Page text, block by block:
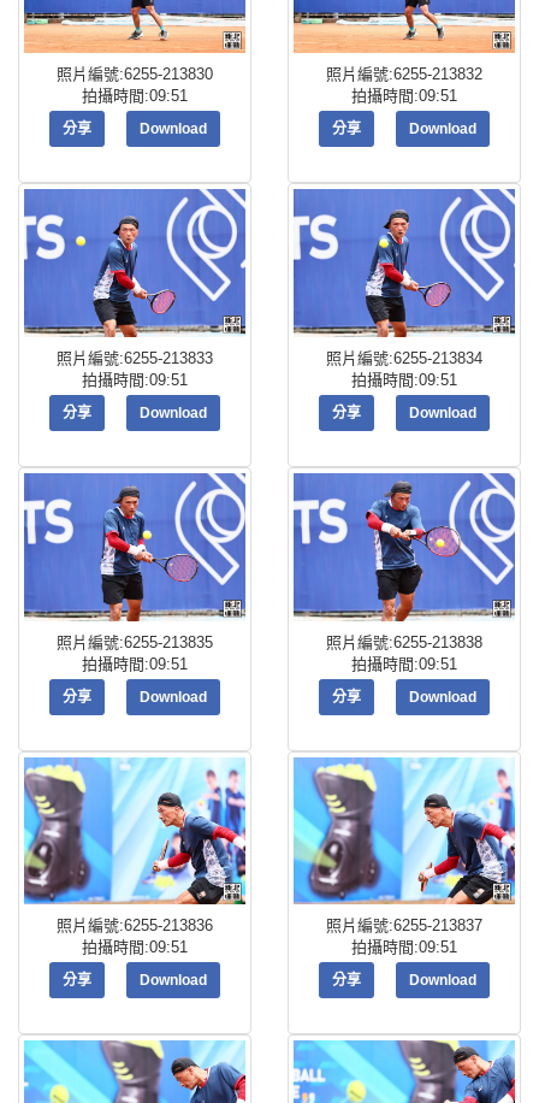
照片編號:6255-213830
拍攝時間:09:51
分享 Download
照片編號:6255-213832
拍攝時間:09:51
分享 Download
照片編號:6255-213833
拍攝時間:09:51
分享 Download
照片編號:6255-213834
拍攝時間:09:51
分享 Download
照片編號:6255-213835
拍攝時間:09:51
分享 Download
照片編號:6255-213838
拍攝時間:09:51
分享 Download
照片編號:6255-213836
拍攝時間:09:51
分享 Download
照片編號:6255-213837
拍攝時間:09:51
分享 Download